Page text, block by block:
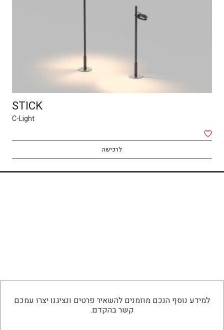
RIO
C-Light
לרכישה
למידע נוסף הנכם מוזמנים להשאיר פרטים ונציגנו יצרו עמכם
קשר בהקדם.